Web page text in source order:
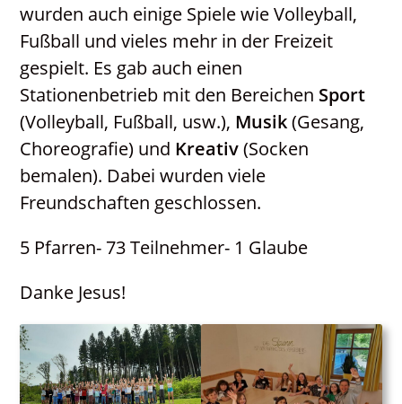
wurden auch einige Spiele wie Volleyball,
Fußball und vieles mehr in der Freizeit
gespielt. Es gab auch einen
Stationenbetrieb mit den Bereichen Sport
(Volleyball, Fußball, usw.), Musik(Gesang,
Choreografie) und Kreativ(Socken
bemalen). Dabei wurden viele
Freundschaften geschlossen.
5 Pfarren- 73 Teilnehmer- 1 Glaube
Danke Jesus!